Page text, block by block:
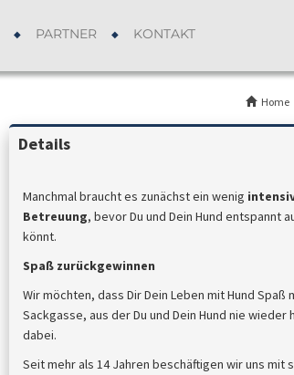
PARTNER KONTAKT
Home
Details
Manchmal braucht es zunächst ein wenig
Betreuung, bevor Du und Dein Hund entspannt
könnt.
Spaß zurückgewinnen
Wir möchten, dass Dir Dein Leben mit Hund
Sackgasse, aus der Du und Dein Hund nie
dabei.
Seit mehr als 14 Jahren beschäftigen wir uns mit